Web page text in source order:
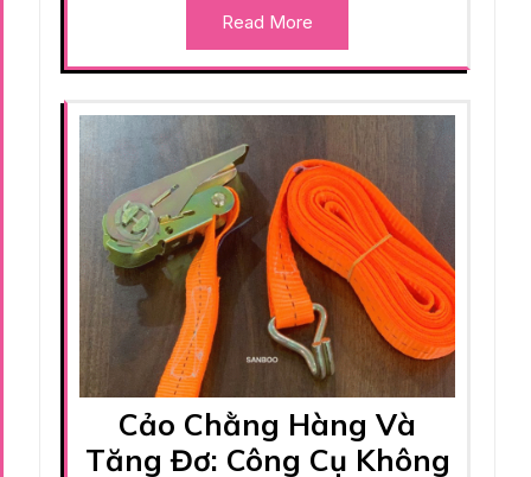
Read More
Cảo Chằng Hàng Và
Tăng Đơ: Công Cụ Không